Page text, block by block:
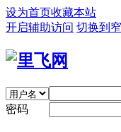
设为首页收藏本站
开启辅助访问 切换到
密码